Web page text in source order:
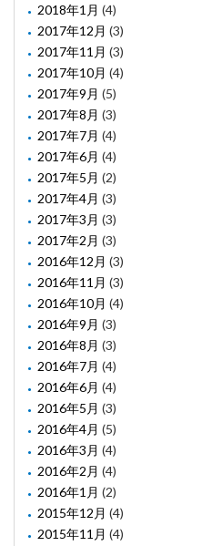
2018年1月 (4)
2017年12月 (3)
2017年11月 (3)
2017年10月 (4)
2017年9月 (5)
2017年8月 (3)
2017年7月 (4)
2017年6月 (4)
2017年5月 (2)
2017年4月 (3)
2017年3月 (3)
2017年2月 (3)
2016年12月 (3)
2016年11月 (3)
2016年10月 (4)
2016年9月 (3)
2016年8月 (3)
2016年7月 (4)
2016年6月 (4)
2016年5月 (3)
2016年4月 (5)
2016年3月 (4)
2016年2月 (4)
2016年1月 (2)
2015年12月 (4)
2015年11月 (4)